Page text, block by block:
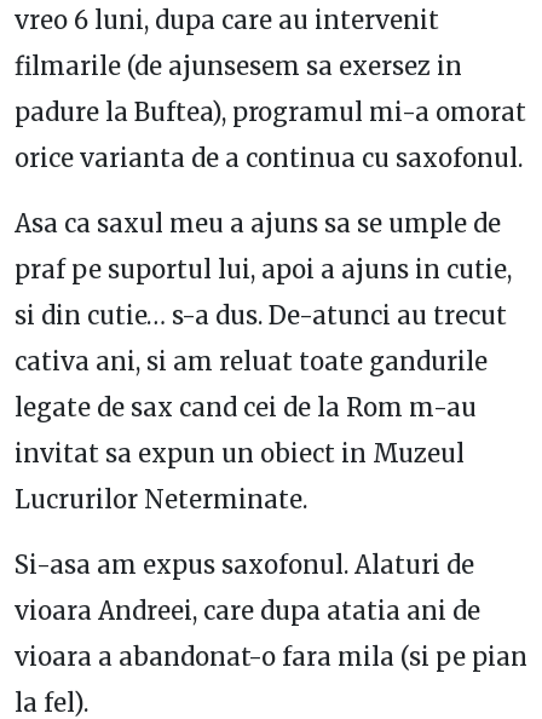
vreo 6 luni, dupa care au intervenit
filmarile (de ajunsesem sa exersez in
padure la Buftea), programul mi-a omorat
orice varianta de a continua cu saxofonul.
Asa ca saxul meu a ajuns sa se umple de
praf pe suportul lui, apoi a ajuns in cutie,
si din cutie… s-a dus. De-atunci au trecut
cativa ani, si am reluat toate gandurile
legate de sax cand cei de la Rom m-au
invitat sa expun un obiect in Muzeul
Lucrurilor Neterminate.
Si-asa am expus saxofonul. Alaturi de
vioara Andreei, care dupa atatia ani de
vioara a abandonat-o fara mila (si pe pian
la fel).